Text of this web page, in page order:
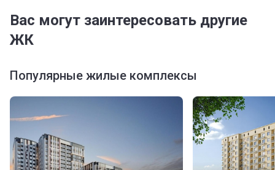
Вас могут заинтересовать другие
ЖК
Популярные жилые комплексы